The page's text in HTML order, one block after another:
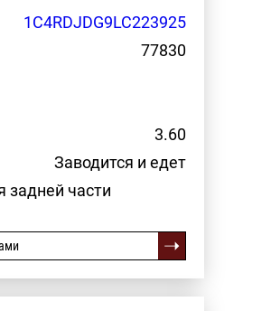
1C4RDJDG9LC223925
77830
3.60
Заводится и едет
задней части